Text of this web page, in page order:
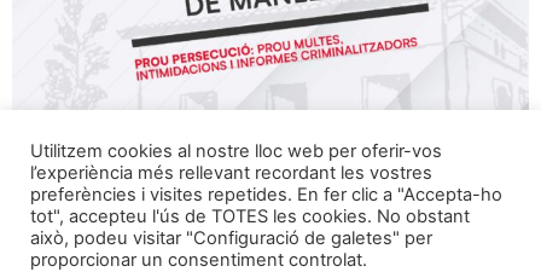
Utilitzem cookies al nostre lloc web per oferir-vos
l’experiència més rellevant recordant les vostres
preferències i visites repetides. En fer clic a "Accepta-ho
tot", accepteu l'ús de TOTES les cookies. No obstant
això, podeu visitar "Configuració de galetes" per
proporcionar un consentiment controlat.